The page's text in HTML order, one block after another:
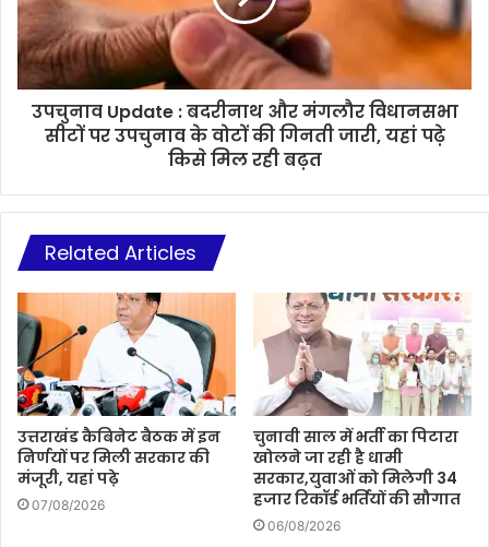
उपचुनाव Update : बदरीनाथ और मंगलौर विधानसभा
सीटों पर उपचुनाव के वोटों की गिनती जारी, यहां पढ़े
किसे मिल रही बढ़त
Related Articles
उत्तराखंड कैबिनेट बैठक में इन
निर्णयों पर मिली सरकार की
मंजूरी, यहां पढ़े
07/08/2026
चुनावी साल में भर्ती का पिटारा
खोलने जा रही है धामी
सरकार,युवाओं को मिलेगी 34
हजार रिकॉर्ड भर्तियों की सौगात
06/08/2026